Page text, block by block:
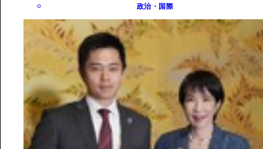
政治・国際